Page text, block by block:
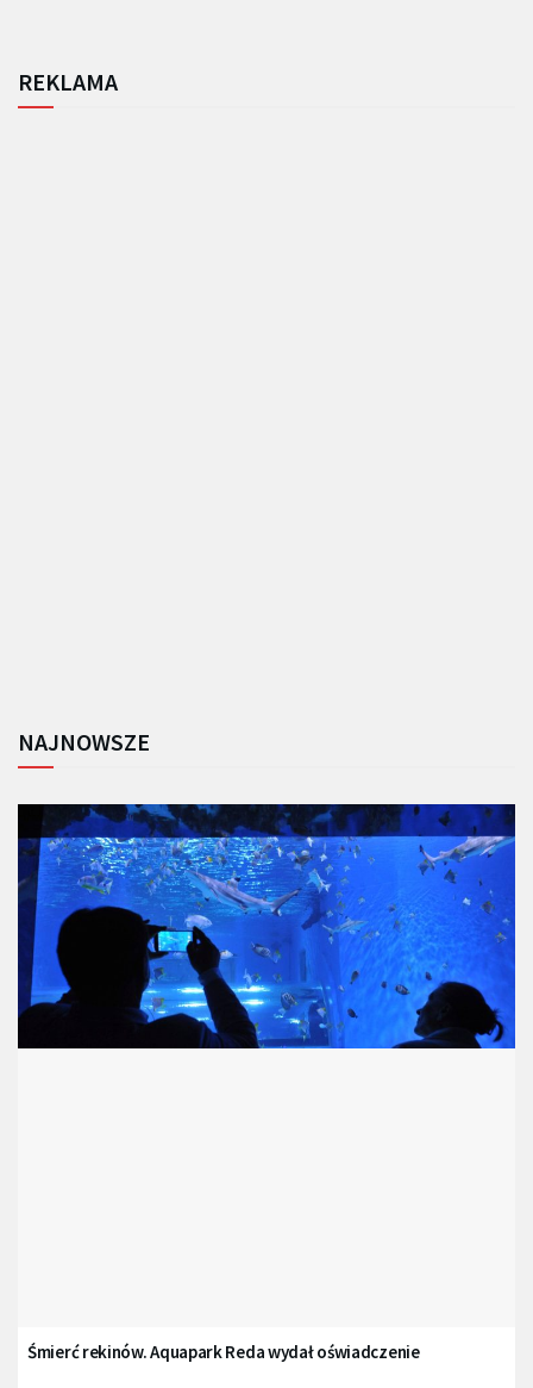
REKLAMA
NAJNOWSZE
Śmierć rekinów. Aquapark Reda wydał oświadczenie